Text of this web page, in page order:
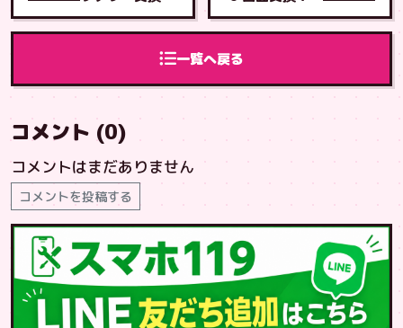
バッテリー劣
化！！◯
一覧へ戻る
即日修理！！◯
コメント (0)
コメントはまだありません
コメントを投稿する